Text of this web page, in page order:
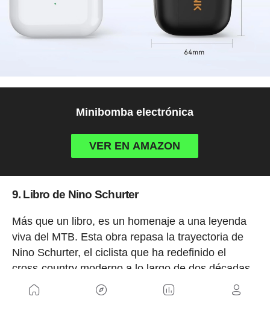
Minibomba electrónica
VER EN AMAZON
9. Libro de Nino Schurter
Más que un libro, es un homenaje a una leyenda
viva del MTB. Esta obra repasa la trayectoria de
Nino Schurter, el ciclista que ha redefinido el
cross-country moderno a lo largo de dos décadas
de dominio absoluto.